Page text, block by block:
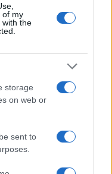
of my
with the
storage
on web or
sent to